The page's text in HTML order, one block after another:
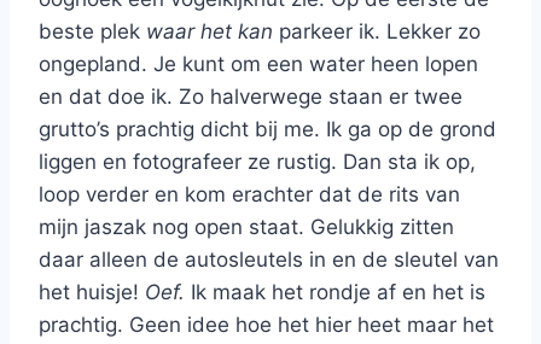
beste plek waar het kan parkeer ik. Lekker zo
ongepland. Je kunt om een water heen lopen
en dat doe ik. Zo halverwege staan er twee
grutto’s prachtig dicht bij me. Ik ga op de grond
liggen en fotografeer ze rustig. Dan sta ik op,
loop verder en kom erachter dat de rits van
mijn jaszak nog open staat. Gelukkig zitten
daar alleen de autosleutels in en de sleutel van
het huisje! Oef. Ik maak het rondje af en het is
prachtig. Geen idee hoe het hier heet maar het